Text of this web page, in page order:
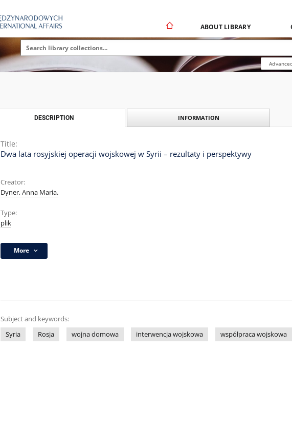
ABOUT LIBRARY
DESCRIPTION INFORMATION
Title:
Dwa lata rosyjskiej operacji wojskowej w Syrii – rezultaty i perspektywy
Creator:
Dyner, Anna Maria.
Type:
plik
More
Subject and keywords:
Syria
Rosja wojna domowa interwencja wojskowa współpraca wojskowa